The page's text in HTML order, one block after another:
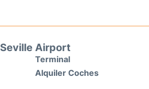
Seville Airport
Terminal
Alquiler Coches